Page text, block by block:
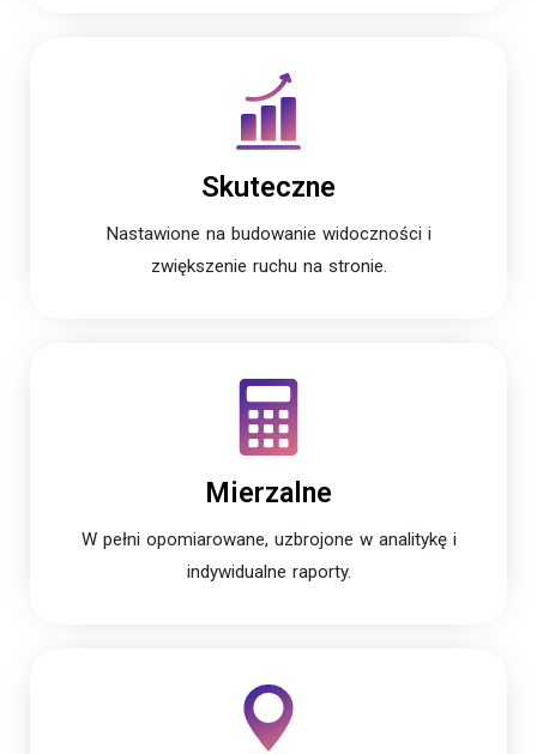
Skuteczne
Nastawione na budowanie widoczności i
zwiększenie ruchu na stronie.
Mierzalne
W pełni opomiarowane, uzbrojone w analitykę i
indywidualne raporty.